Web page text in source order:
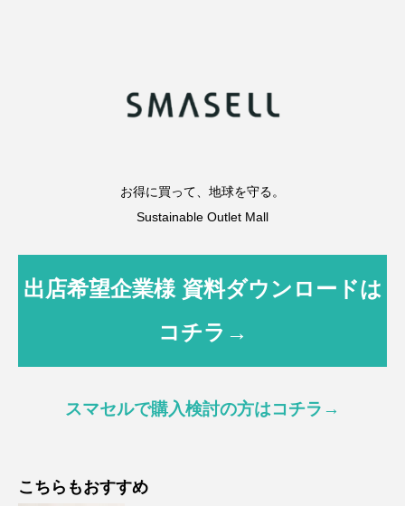
お得に買って、地球を守る。
Sustainable Outlet Mall
出店希望企業様 資料ダウンロードは
コチラ→
スマセルで購入検討の方はコチラ→
こちらもおすすめ